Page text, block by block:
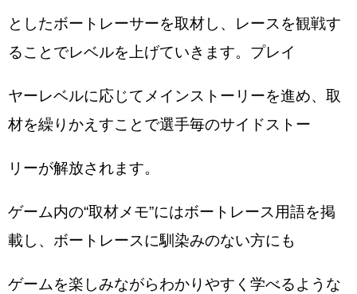
としたボートレーサーを取材し、レースを観戦す
ることでレベルを上げていきます。プレイ
ヤーレベルに応じてメインストーリーを進め、取
材を繰りかえすことで選手毎のサイドストー
リーが解放されます。
ゲーム内の“取材メモ”にはボートレース用語を掲
載し、ボートレースに馴染みのない方にも
ゲームを楽しみながらわかりやすく学べるような